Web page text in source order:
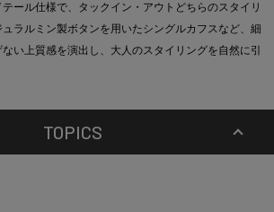
ール仕様で、タックイン・アウトどちらのスタイリ
ラルミン製ボタンを用いたシングルカフスなど、細
い上質感を演出し、大人のスタイリングを自然に引
TOPICS